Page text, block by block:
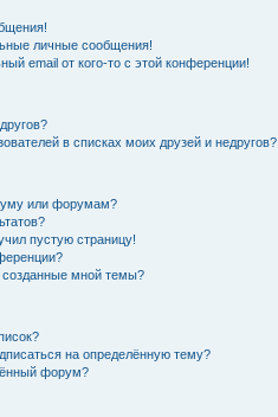
личные сообщения!
email от кого-то с этой конференции!
в списках моих друзей и недругов?
или форумам?
пустую страницу!
созданные мной темы?
на определённую тему?
форум?